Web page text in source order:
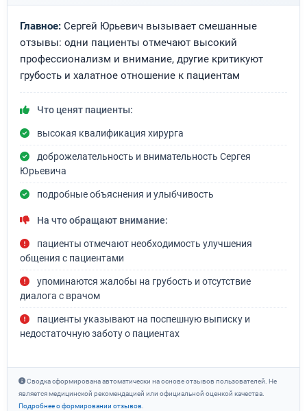
Главное: Сергей Юрьевич вызывает смешанные
отзывы: одни пациенты отмечают высокий
профессионализм и внимание, другие критикуют
грубость и халатное отношение к пациентам
Что ценят пациенты:
высокая квалификация хирурга
доброжелательность и внимательность Сергея
Юрьевича
подробные объяснения и улыбчивость
На что обращают внимание:
пациенты отмечают необходимость улучшения
общения с пациентами
упоминаются жалобы на грубость и отсутствие
диалога с врачом
пациенты указывают на поспешную выписку и
недостаточную заботу о пациентах
Сводка сформирована автоматически на основе отзывов пользователей. Не
является медицинской рекомендацией или официальной оценкой качества.
Подробнее о формировании отзывов